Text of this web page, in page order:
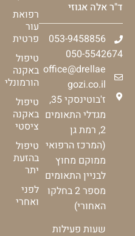
ד"ר אלה אגוזי
053-9458856
050-5542674
office@drellae
gozi.co.il
ז'בוטינסקי 35,
מגדלי התאומים
2, רמת גן
(המרכז הרפואי
ממוקם מחוץ
לבניין התאומים
מספר 2 בחלקו
האחורי)
שעות פעילות
רפואת
עור
פרטית
טיפול
באקנה
הורמונלי
טיפול
באקנה
ציסטי
טיפול
בהזעת
יתר
לפני
ואחרי